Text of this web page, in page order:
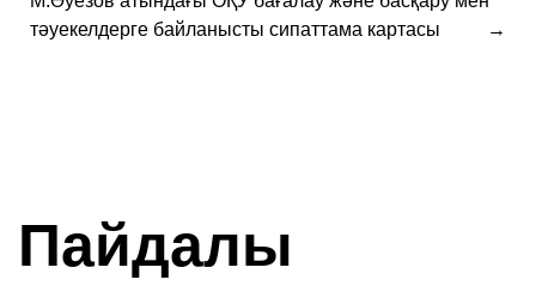
тәуекелдерге байланысты сипаттама картасы
Пайдалы